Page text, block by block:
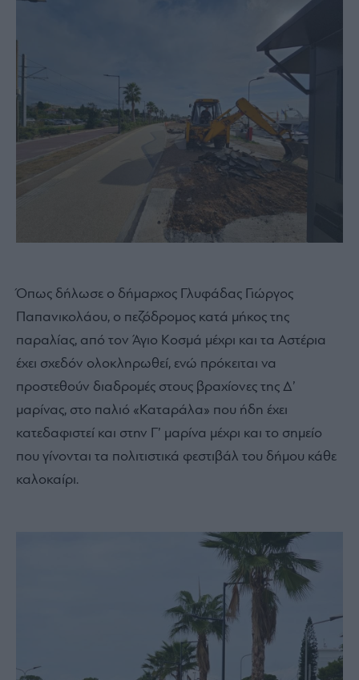
Όπως δήλωσε ο δήμαρχος Γλυφάδας Γιώργος
Παπανικολάου, ο πεζόδρομος κατά μήκος της
παραλίας, από τον Άγιο Κοσμά μέχρι και τα Αστέρια
έχει σχεδόν ολοκληρωθεί, ενώ πρόκειται να
προστεθούν διαδρομές στους βραχίονες της Δ’
μαρίνας, στο παλιό «Καταράλα» που ήδη έχει
κατεδαφιστεί και στην Γ’ μαρίνα μέχρι και το σημείο
που γίνονται τα πολιτιστικά φεστιβάλ του δήμου κάθε
καλοκαίρι.